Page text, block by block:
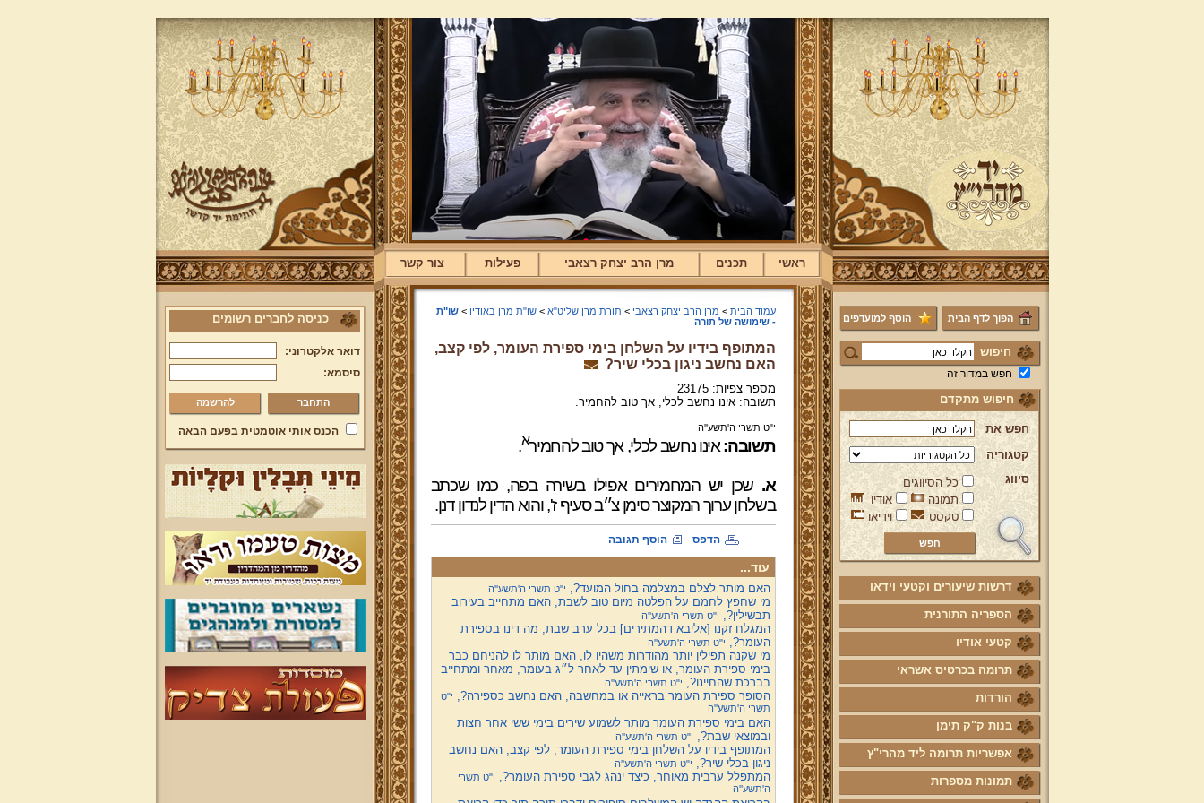
ראשי תכנים מרן הרב יצחק רצאבי פעילות צור קשר
הפוך לדף הבית הוסף למועדפים
חיפוש
חפש במדור זה
חיפוש מתקדם
חפש את
קטגוריה
סיווג
כל הסיווגים
תמונה
אודיו
טקסט
וידיאו
דרשות שיעורים וקטעי וידאו
הספריה התורנית
קטעי אודיו
תרומה בכרטיס אשראי
הורדות
בנות ק"ק תימן
אפשריות תרומה ליד מהרי"ץ
תמונות מספרות
עמוד הבית > מרן הרב יצחק רצאבי > תורת מרן שליט"א >שו"ת מרן באודיו >שו"ת
- שימושה של תורה
המתופף בידיו על השלחן בימי ספירת העומר, לפי קצב,
האם נחשב ניגון בכלי שיר?
מספר צפיות: 23175
תשובה: אינו נחשב לכלי, אך טוב להחמיר.
י"ט תשרי ה'תשע''ה
תשובה:אינו נחשב לכלי, אך טוב להחמירא.
א. שכן יש המחמירים אפילו בשירה בפה, כמו שכתב
בשלחן ערוך המקוצר סימן צ״ב סעיף ז', והוא הדין לנדון דנן.
הדפס הוסף תגובה
עוד...
האם מותר לצלם במצלמה בחול המועד?, י"ט תשרי ה'תשע''ה
מי שחפץ לחמם על הפלטה מיום טוב לשבת, האם מתחייב בעירוב
תבשילין?, י"ט תשרי ה'תשע''ה
המגלח זקנו [אליבא דהמתירים] בכל ערב שבת, מה דינו בספירת
העומר?, י"ט תשרי ה'תשע''ה
מי שקנה תפילין יותר מהודרות משהיו לו, האם מותר לו להניחם כבר
בימי ספירת העומר, או שימתין עד לאחר ל״ג בעומר, מאחר ומתחייב
בברכת שהחיינו?, י"ט תשרי ה'תשע''ה
הסופר ספירת העומר בראייה או במחשבה, האם נחשב כספירה?, י"ט
תשרי ה'תשע''ה
האם בימי ספירת העומר מותר לשמוע שירים בימי ששי אחר חצות
ובמוצאי שבת?, י"ט תשרי ה'תשע''ה
המתופף בידיו על השלחן בימי ספירת העומר, לפי קצב, האם נחשב
ניגון בכלי שיר?, י"ט תשרי ה'תשע''ה
המתפלל ערבית מאוחר, כיצד ינהג לגבי ספירת העומר?, י"ט תשרי
ה'תשע''ה
כניסה לחברים רשומים
דואר אלקטרוני:
סיסמא:
להרשמה
הכנס אותי אוטמטית בפעם הבאה